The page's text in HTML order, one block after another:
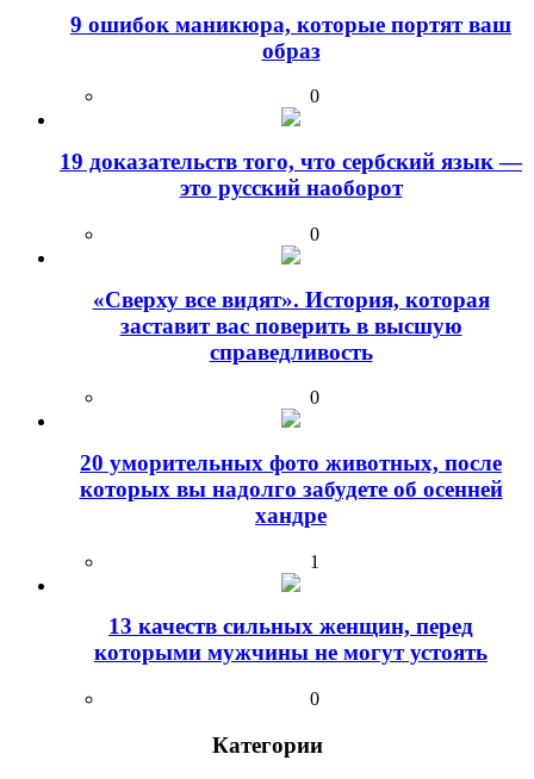
9 ошибок маникюра, которые портят ваш
образ
0
19 доказательств того, что сербский язык —
это русский наоборот
0
«Сверху все видят». История, которая
заставит вас поверить в высшую
справедливость
0
20 уморительных фото животных, после
которых вы надолго забудете об осенней
хандре
1
13 качеств сильных женщин, перед
которыми мужчины не могут устоять
0
Категории